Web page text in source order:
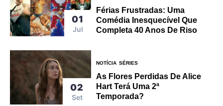
01
Jul
Férias Frustradas: Uma
Comédia Inesquecível Que
Completa 40 Anos De Riso
02
Set
NOTÍCIA SÉRIES
As Flores Perdidas De Alice
Hart Terá Uma 2ª
Temporada?